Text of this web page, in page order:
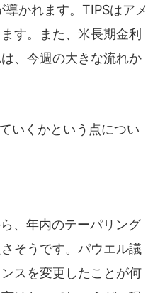
かれます。TIPSはアメ
す。また、米長期金利
、今週の大きな流れか
いくかという点につい
、年内のテーパリング
そうです。パウエル議
スを変更したことが何